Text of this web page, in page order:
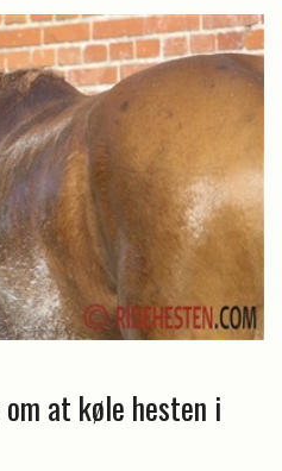
at køle hesten i